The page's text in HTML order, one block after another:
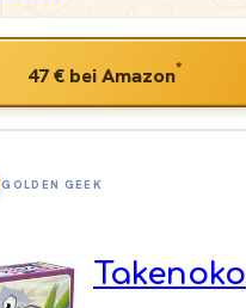
47 € bei Amazon*
GOLDEN GEEK
Takenoko